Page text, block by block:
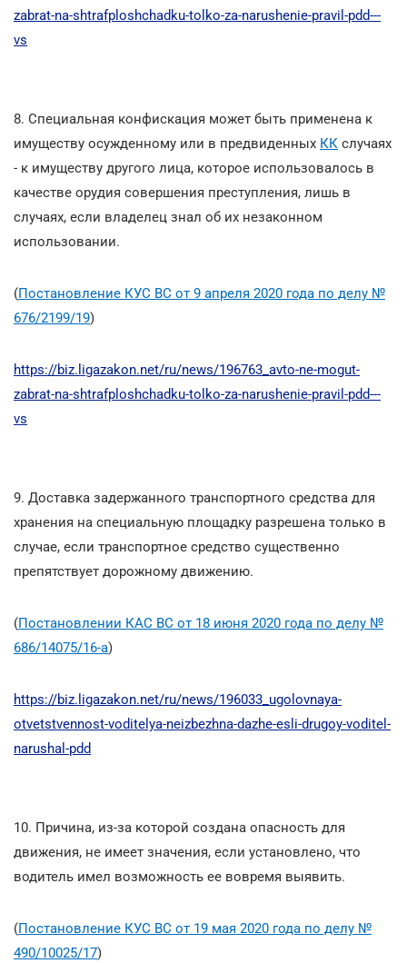
zabrat-na-shtrafploshchadku-tolko-za-narushenie-pravil-pdd---
vs
8. Специальная конфискация может быть применена к
имуществу осужденному или в предвиденных КК случаях
- к имуществу другого лица, которое использовалось в
качестве орудия совершения преступления, лишь в
случаях, если владелец знал об их незаконном
использовании.
(Постановление КУС ВС от 9 апреля 2020 года по делу №
676/2199/19)
https://biz.ligazakon.net/ru/news/196763_avto-ne-mogut-
zabrat-na-shtrafploshchadku-tolko-za-narushenie-pravil-pdd---
vs
9. Доставка задержанного транспортного средства для
хранения на специальную площадку разрешена только в
случае, если транспортное средство существенно
препятствует дорожному движению.
(Постановлении КАС ВС от 18 июня 2020 года по делу №
686/14075/16-а)
https://biz.ligazakon.net/ru/news/196033_ugolovnaya-
otvetstvennost-voditelya-neizbezhna-dazhe-esli-drugoy-voditel-
narushal-pdd
10. Причина, из-за которой создана опасность для
движения, не имеет значения, если установлено, что
водитель имел возможность ее вовремя выявить.
(Постановление КУС ВС от 19 мая 2020 года по делу №
490/10025/17)